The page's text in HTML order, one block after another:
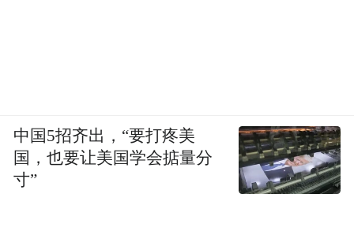
中国5招齐出，“要打疼美
国，也要让美国学会掂量分
寸”